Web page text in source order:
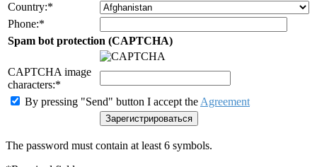
Country:*
Phone:*
Spam bot protection (CAPTCHA)
CAPTCHA image
characters:*
By pressing "Send" button I accept theAgreement
The password must contain at least 6 symbols.